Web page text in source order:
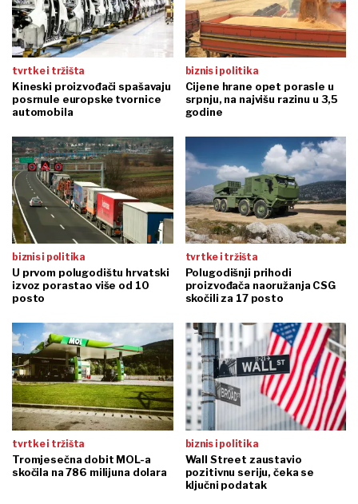
tvrtke i tržišta
Kineski proizvođači spašavaju
posrnule europske tvornice
automobila
biznis i politika
Cijene hrane opet porasle u
srpnju, na najvišu razinu u 3,5
godine
biznis i politika
U prvom polugodištu hrvatski
izvoz porastao više od 10
posto
tvrtke i tržišta
Polugodišnji prihodi
proizvođača naoružanja CSG
skočili za 17 posto
tvrtke i tržišta
Tromjesečna dobit MOL-a
skočila na 786 milijuna dolara
biznis i politika
Wall Street zaustavio
pozitivnu seriju, čeka se
ključni podatak